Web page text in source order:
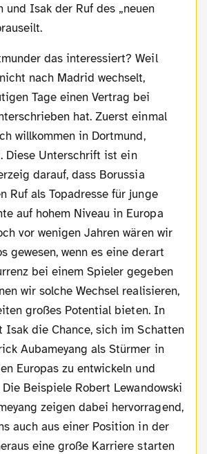
und Isak der Ruf des „neuen
nach Madrid wechselt,
Tage einen Vertrag bei
hat. Zuerst einmal
willkommen in Dortmund,
Diese Unterschrift ist ein
darauf, dass Borussia
Ruf als Topadresse für junge
auf hohem Niveau in Europa
vor wenigen Jahren wären wir
gewesen, wenn es eine derart
bei einem Spieler gegeben
wir solche Wechsel realisieren,
großes Potential bieten. In
Isak die Chance, sich im Schatten
Aubameyang als Stürmer in
Europas zu entwickeln und
Beispiele Robert Lewandowski
zeigen dabei hervorragend,
auch aus einer Position in der
eine große Karriere starten